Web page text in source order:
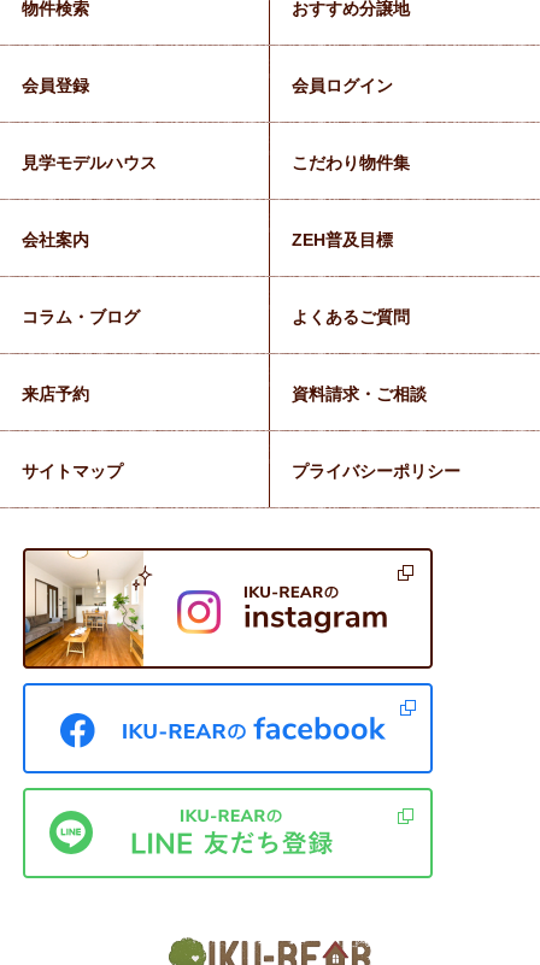
物件検索 おすすめ分譲地
会員登録 会員ログイン
見学モデルハウス こだわり物件集
会社案内 ZEH普及目標
コラム・ブログ よくあるご質問
来店予約 資料請求・ご相談
サイトマップ プライバシーポリシー